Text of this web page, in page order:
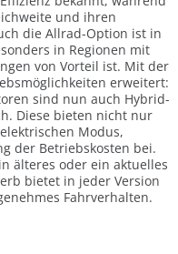
und ihren
die Allrad-Option ist in
in Regionen mit
von Vorteil ist. Mit der
erweitert:
sind nun auch Hybrid-
Diese bieten nicht nur
Modus,
der Betriebskosten bei.
älteres oder ein aktuelles
bietet in jeder Version
Fahrverhalten.